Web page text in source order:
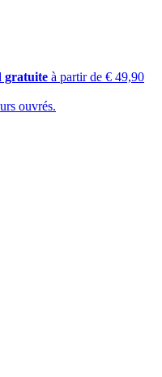
gratuite à partir de € 49,90
ouvrés.